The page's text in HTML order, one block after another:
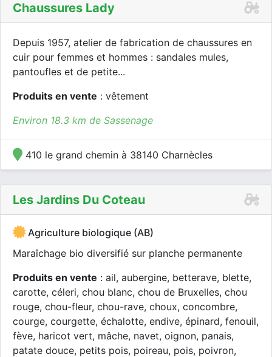
Chaussures Lady
Depuis 1957, atelier de fabrication de chaussures en
cuir pour femmes et hommes : sandales mules,
pantoufles et de petite...
Produits en vente : vêtement
Environ 18.3 km de Sassenage
410 le grand chemin à 38140 Charnècles
Les Jardins Du Coteau
Agriculture biologique (AB)
Maraîchage bio diversifié sur planche permanente
Produits en vente : ail, aubergine, betterave, blette,
carotte, céleri, chou blanc, chou de Bruxelles, chou
rouge, chou-fleur, chou-rave, choux, concombre,
courge, courgette, échalotte, endive, épinard, fenouil,
fève, haricot vert, mâche, navet, oignon, panais,
patate douce, petits pois, poireau, pois, poivron,